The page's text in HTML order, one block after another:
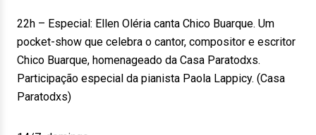
22h – Especial: Ellen Oléria canta Chico Buarque. Um
pocket-show que celebra o cantor, compositor e escritor
Chico Buarque, homenageado da Casa Paratodxs.
Participação especial da pianista Paola Lappicy. (Casa
Paratodxs)